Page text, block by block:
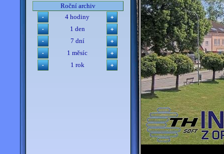
Roční archiv
4 hodiny
1 den
7 dní
1 měsíc
1 rok